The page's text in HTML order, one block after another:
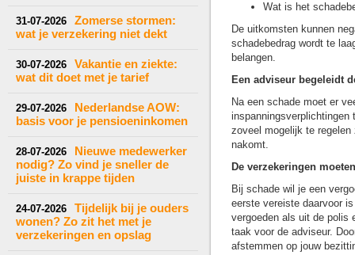
31-07-2026
Zomerse stormen:
wat je verzekering niet dekt
30-07-2026
Vakantie en ziekte:
wat dit doet met je tarief
29-07-2026
Nederlandse AOW:
basis voor je pensioeninkomen
28-07-2026
Nieuwe medewerker
nodig? Zo vind je sneller de
juiste in krappe tijden
24-07-2026
Tijdelijk bij je ouders
wonen? Zo zit het met je
verzekeringen en opslag
Wat is het
De uitkomsten kunnen
schadebedrag wordt te
belangen.
Een adviseur begeleidt
Na een schade moet er
inspanningsverplichtingen
zoveel mogelijk te
nakomt.
De verzekeringen
Bij schade wil je een
eerste vereiste daarvoor
vergoeden als uit de polis
taak voor de adviseur.
afstemmen op jouw